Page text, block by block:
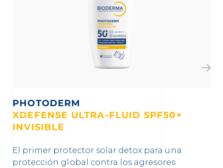
PHOTODERM
XDEFENSE ULTRA-FLUID SPF50+
INVISIBLE
El primer protector solar detox para una
protección global contra los agresores